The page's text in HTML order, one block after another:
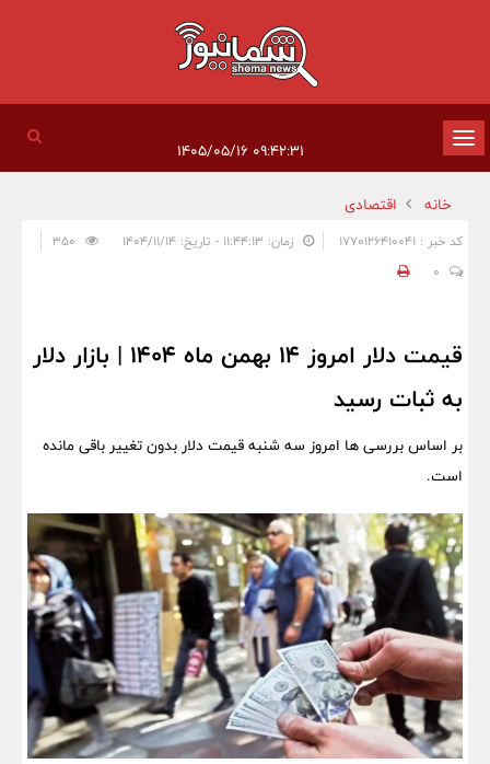
تغییر
وضعیت
ناوبری
خانه اقتصادی
کد خبر : 1770126410041 زمان: ۱۱:۴۴:۱۳ - تاریخ: ۱۴۰۴/۱۱/۱۴
0
قیمت دلار امروز 14 بهمن ماه 1404 | بازار دلار
به ثبات رسید
بر اساس بررسی ها امروز سه شنبه قیمت دلار بدون تغییر باقی مانده
است.